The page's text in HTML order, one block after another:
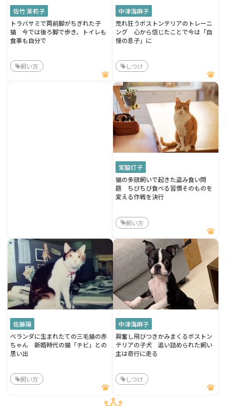
佐竹 茉莉子
トラバサミで両前脚がちぎれた子
猫 今では後ろ脚で歩き、トイレも
食事も自分で
飼い方
中津海麻子
荒れ狂うボストンテリアのトレーニ
ング 心から信じたことで今は「自
慢の息子」に
しつけ
宮脇灯子
猫の多頭飼いで起きた盗み食い問
題 ちびちび食べる習慣そのものを
変える作戦を決行
飼い方
佐藤陽
ベランダに生まれたての三毛猫の赤
ちゃん 新婚時代の猫「チビ」との
思い出
飼い方
中津海麻子
興奮し飛びつきかみまくるボストン
テリアの子犬 追い詰められた飼い
主は奇行に走る
しつけ